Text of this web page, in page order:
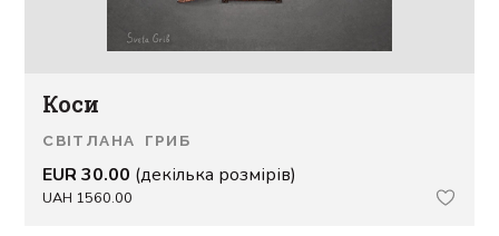
Коси
СВІТЛАНА ГРИБ
EUR 30.00 (декілька розмірів)
UAH 1560.00